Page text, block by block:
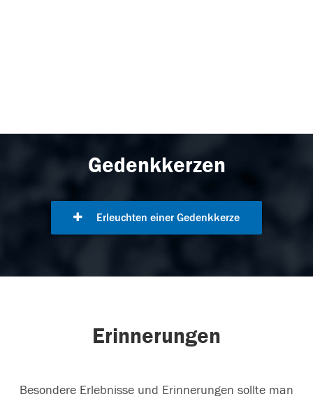
Gedenkkerzen
Erleuchten einer Gedenkkerze
Erinnerungen
Besondere Erlebnisse und Erinnerungen sollte man